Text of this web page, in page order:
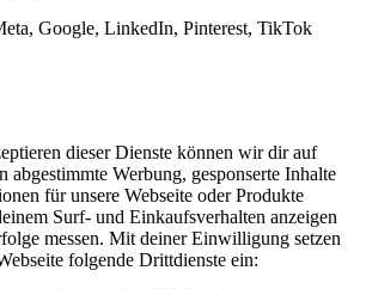
Google, LinkedIn, Pinterest, TikTok
dieser Dienste können wir dir auf
abgestimmte Werbung, gesponserte Inhalte
für unsere Webseite oder Produkte
Surf- und Einkaufsverhalten anzeigen
messen. Mit deiner Einwilligung setzen
folgende Drittdienste ein: